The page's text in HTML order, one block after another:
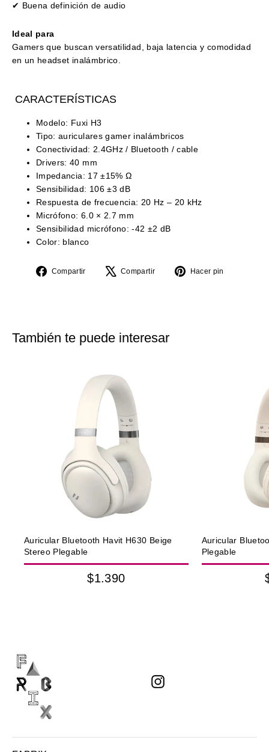
✔ Buena definición de audio
Ideal para
Gamers que buscan versatilidad, baja latencia y comodidad
en un headset inalámbrico.
CARACTERÍSTICAS
Modelo: Fuxi H3
Tipo: auriculares gamer inalámbricos
Conectividad: 2.4GHz / Bluetooth / cable
Drivers: 40 mm
Impedancia: 17 ±15% Ω
Sensibilidad: 106 ±3 dB
Respuesta de frecuencia: 20 Hz – 20 kHz
Micrófono: 6.0 × 2.7 mm
Sensibilidad micrófono: -42 ±2 dB
Color: blanco
Compartir
CompartirCompartir
Tuitear
Hacer pin
También te puede interesar
Auricular Bluetooth Havit H630 Beige
Stereo Plegable
$1.390
Auricular
Plegable
Instagram